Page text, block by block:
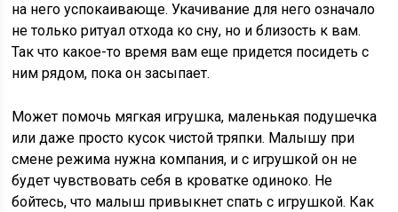
на него успокаивающе. Укачивание для него означало
не только ритуал отхода ко сну, но и близость к вам.
Так что какое-то время вам еще придется посидеть с
ним рядом, пока он засыпает.
Может помочь мягкая игрушка, маленькая подушечка
или даже просто кусок чистой тряпки. Малышу при
смене режима нужна компания, и с игрушкой он не
будет чувствовать себя в кроватке одиноко. Не
бойтесь, что малыш привыкнет спать с игрушкой. Как